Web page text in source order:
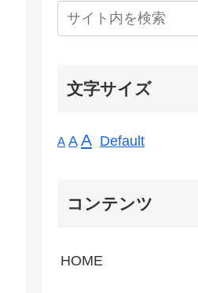
文字サイズ
A A A Default
コンテンツ
HOME